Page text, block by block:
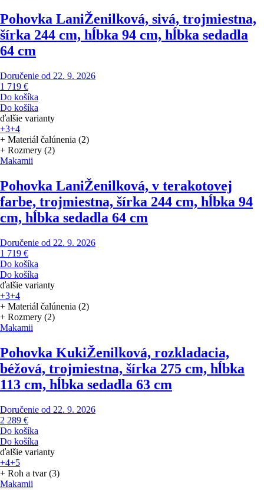
Pohovka LaniŽenilková, sivá, trojmiestna,
šírka 244 cm, hĺbka 94 cm, hĺbka sedadla
64 cm
Doručenie od 22. 9. 2026
1 719 €
Do košíka
Do košíka
ďalšie varianty
+3+4
+ Materiál čalúnenia (2)
+ Rozmery (2)
Makamii
Pohovka LaniŽenilková, v terakotovej
farbe, trojmiestna, šírka 244 cm, hĺbka 94
cm, hĺbka sedadla 64 cm
Doručenie od 22. 9. 2026
1 719 €
Do košíka
Do košíka
ďalšie varianty
+3+4
+ Materiál čalúnenia (2)
+ Rozmery (2)
Makamii
Pohovka KukiŽenilková, rozkladacia,
béžová, trojmiestna, šírka 275 cm, hĺbka
113 cm, hĺbka sedadla 63 cm
Doručenie od 22. 9. 2026
2 289 €
Do košíka
Do košíka
ďalšie varianty
+4+5
+ Roh a tvar (3)
Makamii